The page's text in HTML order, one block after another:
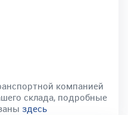
компанией
склада, подробные
здесь